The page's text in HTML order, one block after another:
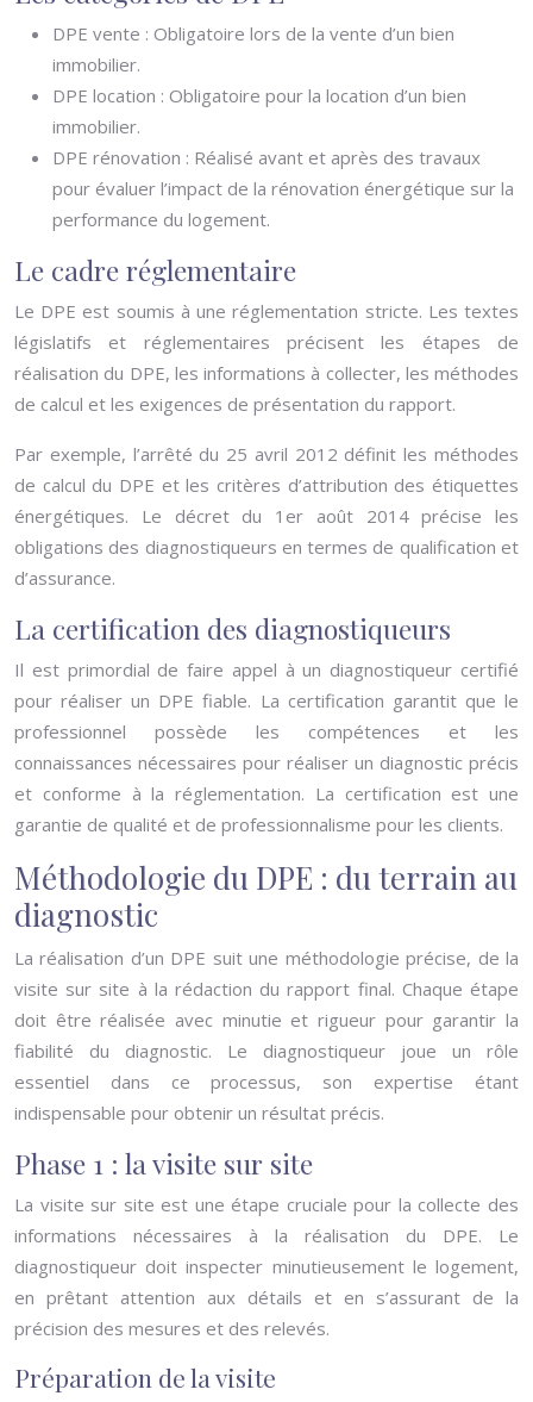
DPE vente : Obligatoire lors de la vente d’un bien
immobilier.
DPE location : Obligatoire pour la location d’un bien
immobilier.
DPE rénovation : Réalisé avant et après des travaux
pour évaluer l’impact de la rénovation énergétique sur la
performance du logement.
Le cadre réglementaire
Le DPE est soumis à une réglementation stricte. Les textes
législatifs et réglementaires précisent les étapes de
réalisation du DPE, les informations à collecter, les méthodes
de calcul et les exigences de présentation du rapport.
Par exemple, l’arrêté du 25 avril 2012 définit les méthodes
de calcul du DPE et les critères d’attribution des étiquettes
énergétiques. Le décret du 1er août 2014 précise les
obligations des diagnostiqueurs en termes de qualification et
d’assurance.
La certification des diagnostiqueurs
Il est primordial de faire appel à un diagnostiqueur certifié
pour réaliser un DPE fiable. La certification garantit que le
professionnel possède les compétences et les
connaissances nécessaires pour réaliser un diagnostic précis
et conforme à la réglementation. La certification est une
garantie de qualité et de professionnalisme pour les clients.
Méthodologie du DPE : du terrain au
diagnostic
La réalisation d’un DPE suit une méthodologie précise, de la
visite sur site à la rédaction du rapport final. Chaque étape
doit être réalisée avec minutie et rigueur pour garantir la
fiabilité du diagnostic. Le diagnostiqueur joue un rôle
essentiel dans ce processus, son expertise étant
indispensable pour obtenir un résultat précis.
Phase 1 : la visite sur site
La visite sur site est une étape cruciale pour la collecte des
informations nécessaires à la réalisation du DPE. Le
diagnostiqueur doit inspecter minutieusement le logement,
en prêtant attention aux détails et en s’assurant de la
précision des mesures et des relevés.
Préparation de la visite